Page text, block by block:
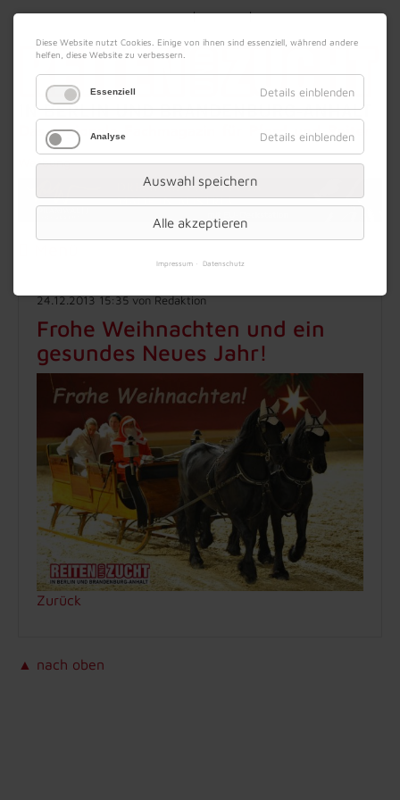
07. August 2026 Impressum|Kontakt|Datenschutz
Werbung
24.12.2013 15:35von Redaktion
Frohe Weihnachten und ein
gesundes Neues Jahr!
Zurück
▲ nach oben
Diese Website nutzt Cookies. Einige von ihnen sind essenziell, während andere
helfen, diese Website zu verbessern.
Essenziell Details einblenden
Analyse Details einblenden
Auswahl speichern
Alle akzeptieren
Impressum Datenschutz